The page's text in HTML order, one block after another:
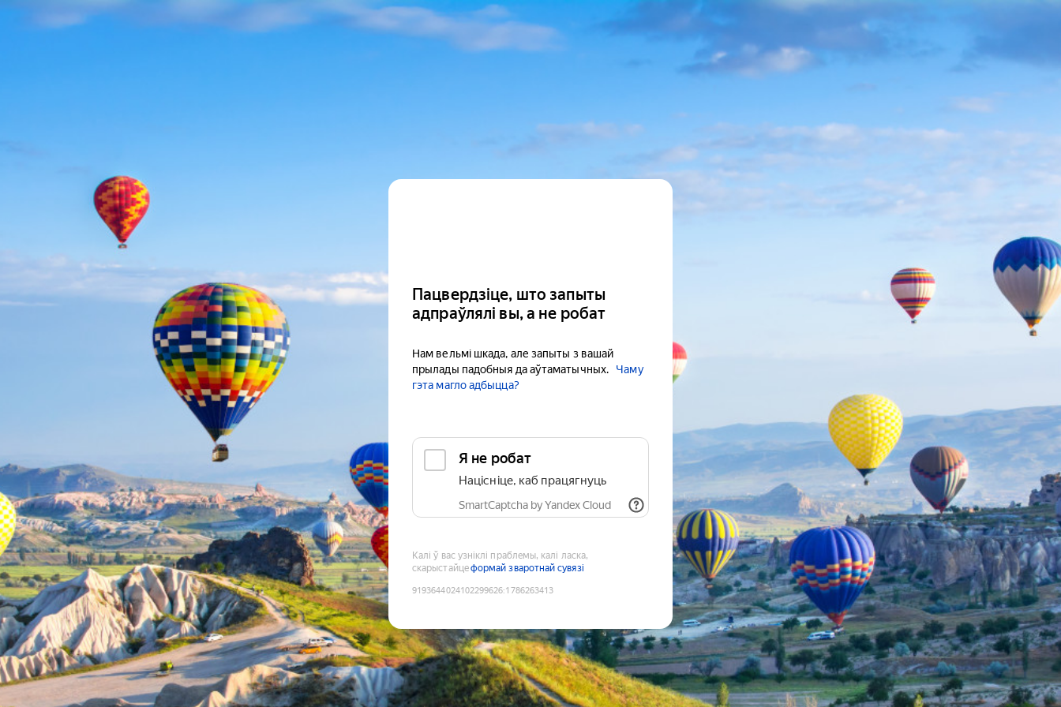
Пацвердзіце, што запыты
адпраўлялі вы, а не робат
Нам вельмі шкада, але запыты з вашай
прылады падобныя да аўтаматычных.
Чаму
гэта магло адбыцца?
Я не робат
Націсніце, каб працягнуць
SmartCaptcha by Yandex Cloud
Калі ў вас узніклі праблемы, калі ласка,
скарыстайцеформай зваротнай сувязі
9193644024102299626:1786263413